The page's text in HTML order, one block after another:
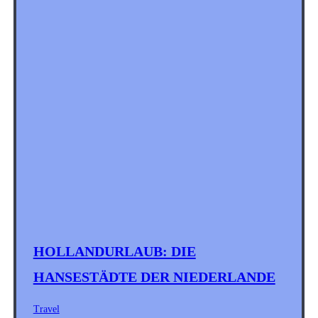
HOLLANDURLAUB: DIE
HANSESTÄDTE DER NIEDERLANDE
Travel